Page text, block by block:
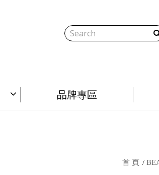
品牌專區
首 頁